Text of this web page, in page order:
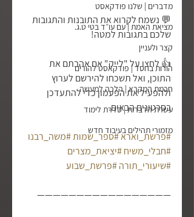
מדברים | שלנו פודקאסט
מציאת האמת | עם עו״ד בטי ט.ג.
קצר ולעניין
הורות בחסד | פודקאסט להורים
חכמת המקרא | הלכה למעשה
עשרת הדברות | סדרת לימוד
מזמורי תהילים בעיבוד חדש
💬 נשמח לקרוא את התובנות והתגובות
שלכם בתגובות למטה!
👍 לחצו על "לייק" אם אהבתם את
התוכן, ואל תשכחו להירשם לערוץ
ולהפעיל את הפעמון כדי להתעדכן
בסרטונים הבאים.
#פרשת_וארא#ספר_שמות#משה_רבנו
#חבלי_משיח#יציאת_מצרים
#שיעורי_תורה#פרשת_שבוע
—————————————————